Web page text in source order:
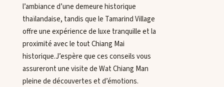
l’ambiance d’une demeure historique
thaïlandaise, tandis que le Tamarind Village
offre une expérience de luxe tranquille et la
proximité avec le tout Chiang Mai
historique.J’espère que ces conseils vous
assureront une visite de Wat Chiang Man
pleine de découvertes et d’émotions.